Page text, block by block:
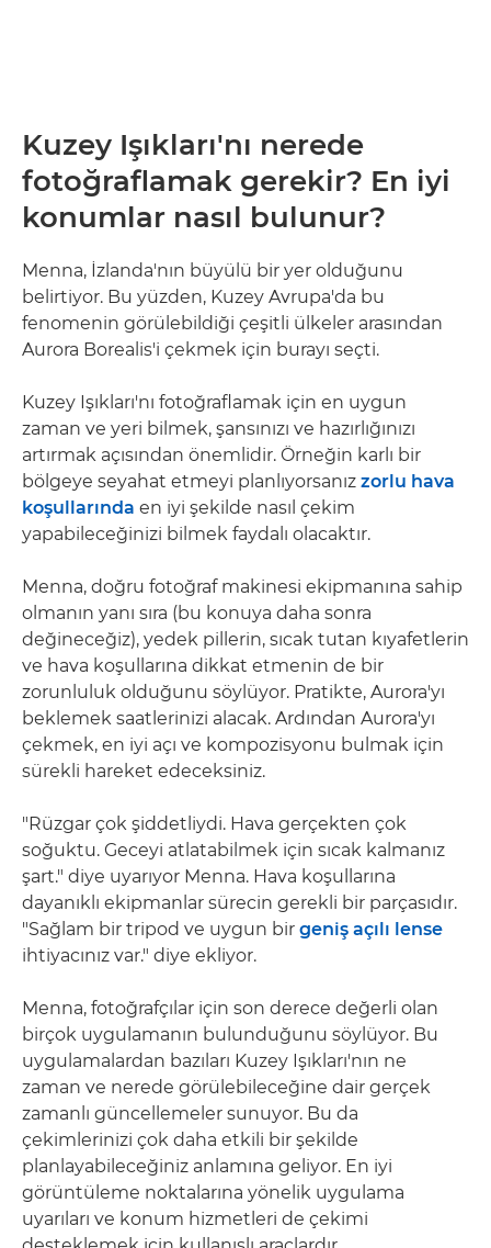
Kuzey Işıkları'nı nerede
fotoğraflamak gerekir? En iyi
konumlar nasıl bulunur?
Menna, İzlanda'nın büyülü bir yer olduğunu
belirtiyor. Bu yüzden, Kuzey Avrupa'da bu
fenomenin görülebildiği çeşitli ülkeler arasından
Aurora Borealis'i çekmek için burayı seçti.
Kuzey Işıkları'nı fotoğraflamak için en uygun
zaman ve yeri bilmek, şansınızı ve hazırlığınızı
artırmak açısından önemlidir. Örneğin karlı bir
bölgeye seyahat etmeyi planlıyorsanız zorlu hava
koşullarında en iyi şekilde nasıl çekim
yapabileceğinizi bilmek faydalı olacaktır.
Menna, doğru fotoğraf makinesi ekipmanına sahip
olmanın yanı sıra (bu konuya daha sonra
değineceğiz), yedek pillerin, sıcak tutan kıyafetlerin
ve hava koşullarına dikkat etmenin de bir
zorunluluk olduğunu söylüyor. Pratikte, Aurora'yı
beklemek saatlerinizi alacak. Ardından Aurora'yı
çekmek, en iyi açı ve kompozisyonu bulmak için
sürekli hareket edeceksiniz.
"Rüzgar çok şiddetliydi. Hava gerçekten çok
soğuktu. Geceyi atlatabilmek için sıcak kalmanız
şart." diye uyarıyor Menna. Hava koşullarına
dayanıklı ekipmanlar sürecin gerekli bir parçasıdır.
"Sağlam bir tripod ve uygun bir geniş açılı lense
ihtiyacınız var." diye ekliyor.
Menna, fotoğrafçılar için son derece değerli olan
birçok uygulamanın bulunduğunu söylüyor. Bu
uygulamalardan bazıları Kuzey Işıkları'nın ne
zaman ve nerede görülebileceğine dair gerçek
zamanlı güncellemeler sunuyor. Bu da
çekimlerinizi çok daha etkili bir şekilde
planlayabileceğiniz anlamına geliyor. En iyi
görüntüleme noktalarına yönelik uygulama
uyarıları ve konum hizmetleri de çekimi